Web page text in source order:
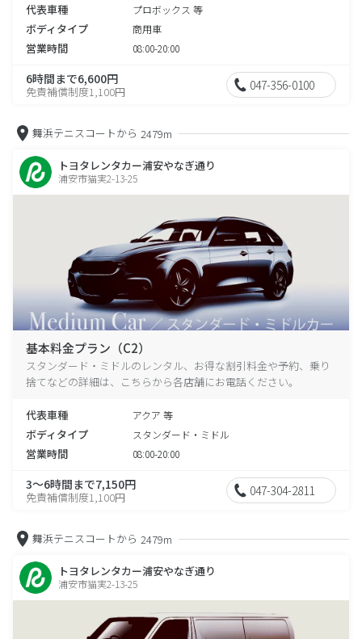
代表車種 プロボックス 等
ボディタイプ 商用車
営業時間 08:00-20:00
6時間まで6,600円
免責補償制度1,100円 047-356-0100
舞浜テニスコートから 2479m
トヨタレンタカー浦安やなぎ通り
浦安市猫実2-13-25
基本料金プラン（C2）
スタンダード・ミドルのレンタル、お得な割引料金や予約、乗り
捨てなどの詳細は、こちらから各店舗にお電話ください。
代表車種 アクア 等
ボディタイプ スタンダード・ミドル
営業時間 08:00-20:00
3～6時間まで7,150円
免責補償制度1,100円 047-304-2811
舞浜テニスコートから 2479m
トヨタレンタカー浦安やなぎ通り
浦安市猫実2-13-25